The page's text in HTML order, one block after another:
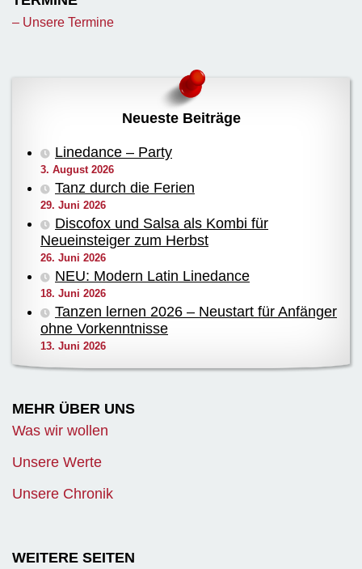
– Unsere Termine
Neueste Beiträge
Linedance – Party
3. August 2026
Tanz durch die Ferien
29. Juni 2026
Discofox und Salsa als Kombi für
Neueinsteiger zum Herbst
26. Juni 2026
NEU: Modern Latin Linedance
18. Juni 2026
Tanzen lernen 2026 – Neustart für Anfänger
ohne Vorkenntnisse
13. Juni 2026
MEHR ÜBER UNS
Was wir wollen
Unsere Werte
Unsere Chronik
WEITERE SEITEN